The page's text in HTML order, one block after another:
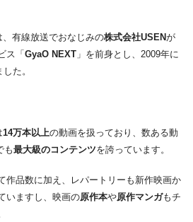
有線放送でおなじみの株式会社USENが
ス「 GyaO NEXT 」を前身とし、2009年に
た。
14万本以上の動画を扱っており、数ある動
も最大級のコンテンツを誇っています。
品数に加え、レパートリーも新作映画か
いますし、映画の原作本や原作マンガもチ